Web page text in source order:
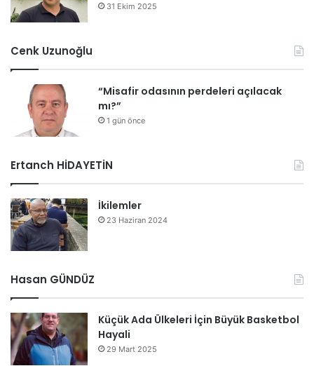
31 Ekim 2025
Cenk Uzunoğlu
“Misafir odasının perdeleri açılacak
mı?”
1 gün önce
Ertanch HİDAYETİN
İkilemler
23 Haziran 2024
Hasan GÜNDÜZ
Küçük Ada Ülkeleri İçin Büyük Basketbol
Hayali
29 Mart 2025